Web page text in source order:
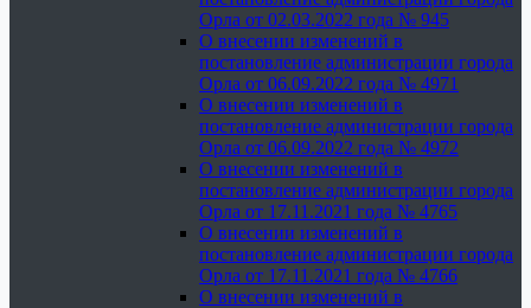
Орла от 02.03.2022 года № 945
О внесении изменений в
постановление администрации города
Орла от 06.09.2022 года № 4971
О внесении изменений в
постановление администрации города
Орла от 06.09.2022 года № 4972
О внесении изменений в
постановление администрации города
Орла от 17.11.2021 года № 4765
О внесении изменений в
постановление администрации города
Орла от 17.11.2021 года № 4766
О внесении изменений в